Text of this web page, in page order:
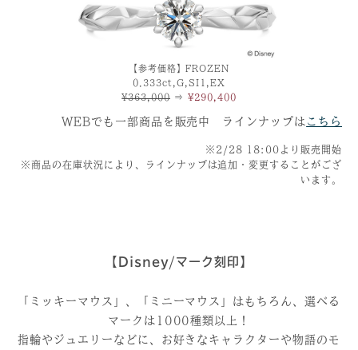
【参考価格】FROZEN
0.333ct,G,SI1,EX
¥363,000 ⇒ ¥290,400
WEBでも一部商品を販売中 ラインナップは こちら
※2/28 18:00より販売開始
※商品の在庫状況により、ラインナップは追加・変更することがござ
います。
【Disney/マーク刻印】
「ミッキーマウス」、「ミニーマウス」はもちろん、選べる
マークは1000種類以上！
指輪やジュエリーなどに、お好きなキャラクターや物語のモ